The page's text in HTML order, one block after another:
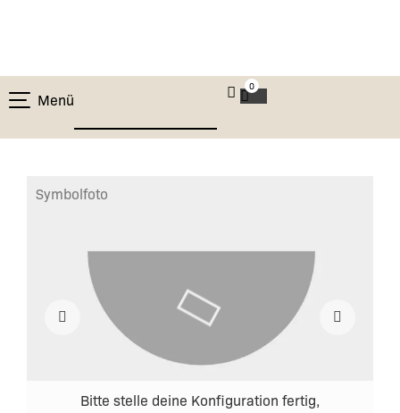
Menü
0
Symbolfoto
Bitte stelle deine Konfiguration fertig,